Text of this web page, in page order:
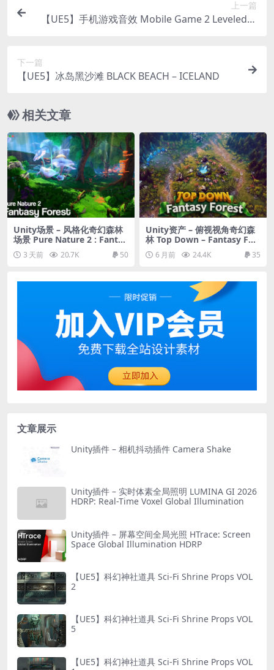
上一篇
【UE5】手机游戏音效 Mobile Game 2 Leveled U
下一篇
【UE5】冰岛黑沙滩 BLACK BEACH – ICELAND
相关文章
Unity场景 – 风格化奇幻森林
场景 Pure Nature 2 : Fantas
y Forest
3 天前 20.7K 50
Unity资产 – 俯视视角奇幻森
林 Top Down – Fantasy For
est6 月前 24.4K 35
文章展示
Unity插件 – 相机抖动插件 Camera Shake
Unity插件 – 实时体素全局照明 LUMINA GI 2026
HDRP: Real-Time Voxel Global Illumination
Unity插件 – 屏幕空间全局光照 HTrace: Screen
Space Global Illumination HDRP
【UE5】科幻神社道具 Sci-Fi Shrine Props VOL
2
【UE5】科幻神社道具 Sci-Fi Shrine Props VOL
5
【UE5】科幻神社道具 Sci-Fi Shrine Props VOL